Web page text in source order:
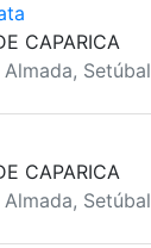
CAPARICA
Setúbal
CAPARICA
Setúbal